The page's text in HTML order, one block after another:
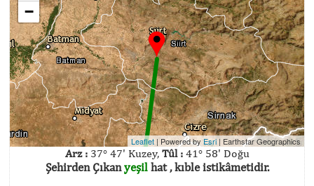
−
Leaflet | Powered byEsri| Earthstar Geographics
Arz :37° 47' Kuzey, Tûl :41° 58' Doğu
Şehirden Çıkanyeşilhat , kıble istikâmetidir.